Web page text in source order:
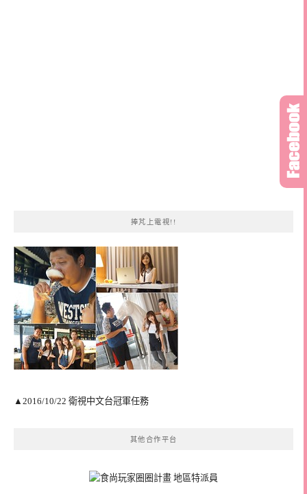
捧芃上電視!!
▲2016/10/22 衛視中文台冠軍任務
其他合作平台